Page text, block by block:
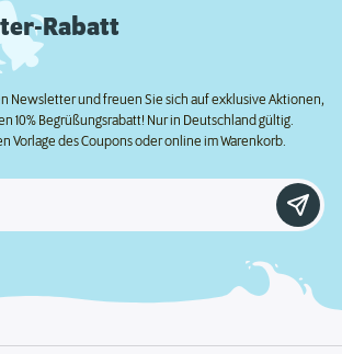
Rabatt
Newsletter und freuen Sie sich auf exklusive Aktionen,
10% Begrüßungsrabatt! Nur in Deutschland gültig.
Vorlage des Coupons oder online im Warenkorb.